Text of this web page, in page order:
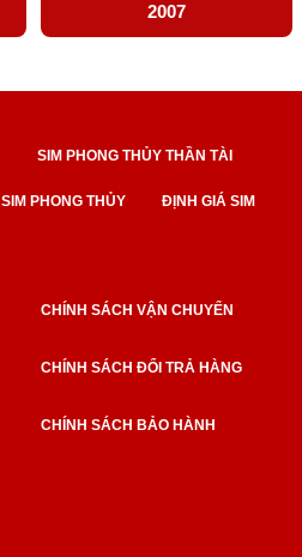
2007
SIM PHONG THỦY THẦN TÀI
SIM PHONG THỦY ĐỊNH GIÁ SIM
CHÍNH SÁCH VẬN CHUYỂN
CHÍNH SÁCH ĐỔI TRẢ HÀNG
CHÍNH SÁCH BẢO HÀNH